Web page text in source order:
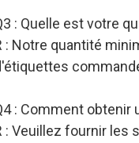
: Quelle est votre
: Notre quantité
: Comment obtenir
: Veuillez fournir les